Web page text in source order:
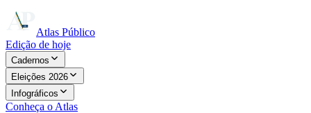
Atlas Público
Edição de hoje
Cadernos
Eleições 2026
Infográficos
Conheça o Atlas